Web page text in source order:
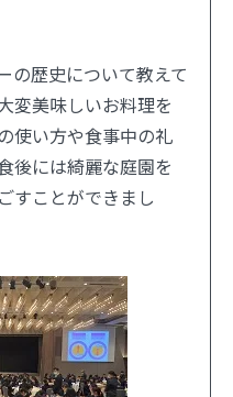
の歴史について教えて
変美味しいお料理を
使い方や食事中の礼
後には綺麗な庭園を
すことができまし